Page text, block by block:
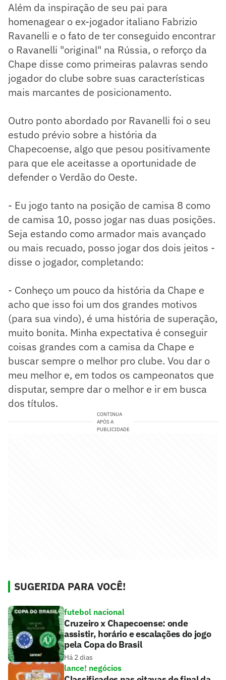
Além da inspiração de seu pai para
homenagear o ex-jogador italiano Fabrizio
Ravanelli e o fato de ter conseguido encontrar
o Ravanelli "original" na Rússia, o reforço da
Chape disse como primeiras palavras sendo
jogador do clube sobre suas características
mais marcantes de posicionamento.
Outro ponto abordado por Ravanelli foi o seu
estudo prévio sobre a história da
Chapecoense, algo que pesou positivamente
para que ele aceitasse a oportunidade de
defender o Verdão do Oeste.
- Eu jogo tanto na posição de camisa 8 como
de camisa 10, posso jogar nas duas posições.
Seja estando como armador mais avançado
ou mais recuado, posso jogar dos dois jeitos -
disse o jogador, completando:
- Conheço um pouco da história da Chape e
acho que isso foi um dos grandes motivos
(para sua vindo), é uma história de superação,
muito bonita. Minha expectativa é conseguir
coisas grandes com a camisa da Chape e
buscar sempre o melhor pro clube. Vou dar o
meu melhor e, em todos os campeonatos que
disputar, sempre dar o melhor e ir em busca
dos títulos.
CONTINUA
APÓS A
PUBLICIDADE
SUGERIDA PARA VOCÊ!
futebol nacional
Cruzeiro x Chapecoense: onde
assistir, horário e escalações do jogo
pela Copa do Brasil
Há 2 dias
lance! negócios